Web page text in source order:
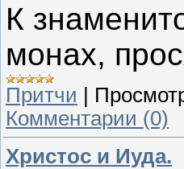
К
монах,
Притчи
Комментарии (0)
Христос и Иуда.